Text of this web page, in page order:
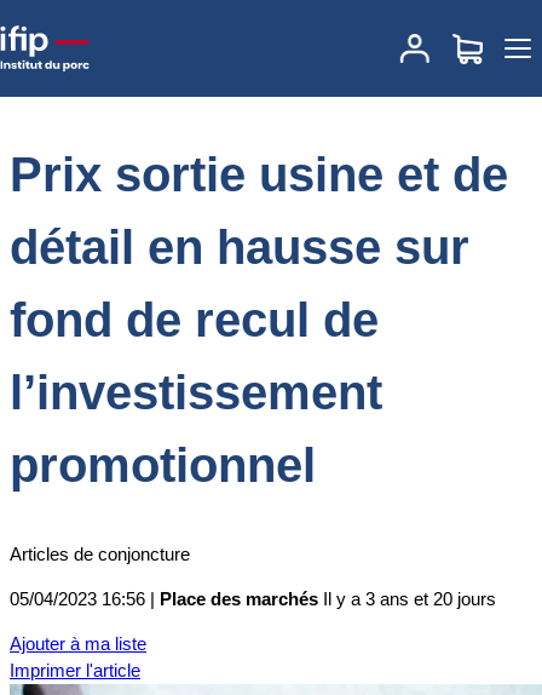
Accueil Actualités des marchés
Prix sortie
usine et de détail en hausse sur fond de recul de l’investissement
Prix sortie usine et de
détail en hausse sur
fond de recul de
l’investissement
promotionnel
Articles de conjoncture
05/04/2023 16:56 | Place des marchés Il y a 3 ans et 20 jours
Ajouter à ma liste
Imprimer l'article